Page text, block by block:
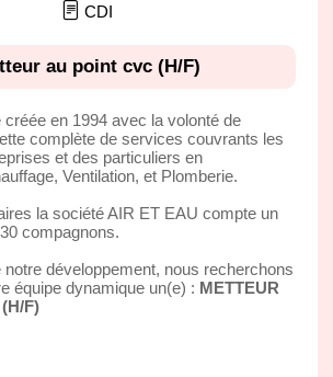
CDI
au point cvc (H/F)
créée en 1994 avec la volonté de
complète de services couvrants les
et des particuliers en
Ventilation, et Plomberie.
la société AIR ET EAU compte un
compagnons.
notre développement, nous recherchons
équipe dynamique un(e) : METTEUR
F)